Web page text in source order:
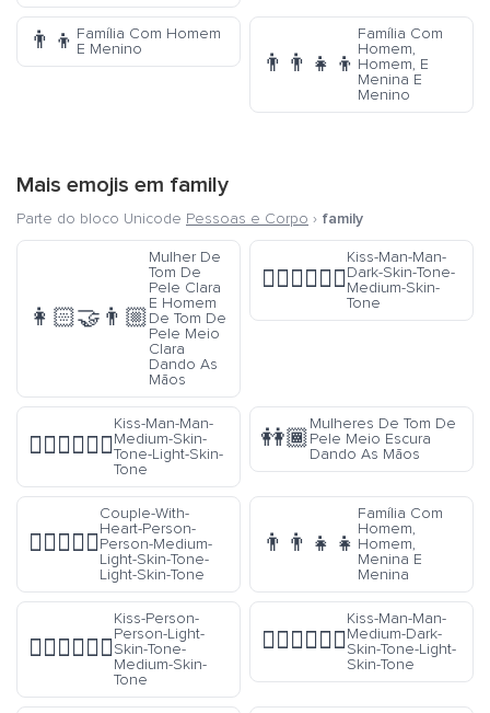
👨‍👦 Família Com Homem
E Menino
👨‍👨‍👧‍👦
Família Com
Homem,
Homem, E
Menina E
Menino
Mais emojis em family
Parte do bloco Unicode Pessoas e Corpo › family
👩🏻‍🤝‍👨🏼
Mulher De
Tom De
Pele Clara
E Homem
De Tom De
Pele Meio
Clara
Dando As
Mãos
👨🏿‍❤️‍💋‍👨🏽
Kiss-Man-Man-
Dark-Skin-Tone-
Medium-Skin-
Tone
👨🏽‍❤️‍💋‍👨🏻
Kiss-Man-Man-
Medium-Skin-
Tone-Light-Skin-
Tone
👭🏾
Mulheres De Tom De
Pele Meio Escura
Dando As Mãos
🧑🏼‍❤️‍🧑🏻
Couple-With-
Heart-Person-
Person-Medium-
Light-Skin-Tone-
Light-Skin-Tone
👨‍👨‍👧‍👧
Família Com
Homem,
Homem,
Menina E
Menina
🧑🏻‍❤️‍💋‍🧑🏽
Kiss-Person-
Person-Light-
Skin-Tone-
Medium-Skin-
Tone
👨🏾‍❤️‍💋‍👨🏻
Kiss-Man-Man-
Medium-Dark-
Skin-Tone-Light-
Skin-Tone